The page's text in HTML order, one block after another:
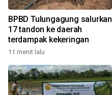
BPBD Tulungagung salurkan
17 tandon ke daerah
terdampak kekeringan
11 menit lalu